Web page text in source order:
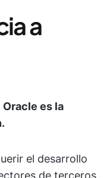
a
es la
el desarrollo
de terceros